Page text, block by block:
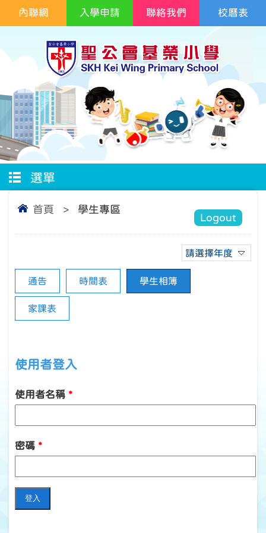
校曆表
內聯網 入學申請 聯絡我們
選單
Logout
首頁 > 學生專區
請選擇年度
通告 時間表 學生相簿
家課表
使用者登入
使用者名稱 *
密碼 *